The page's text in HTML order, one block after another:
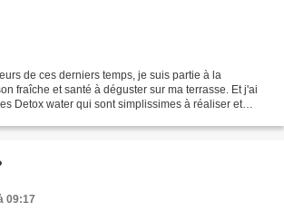
de ces derniers temps, je suis partie à la
fraîche et santé à déguster sur ma terrasse. Et j'ai
Detox water qui sont simplissimes à réaliser et
09:17